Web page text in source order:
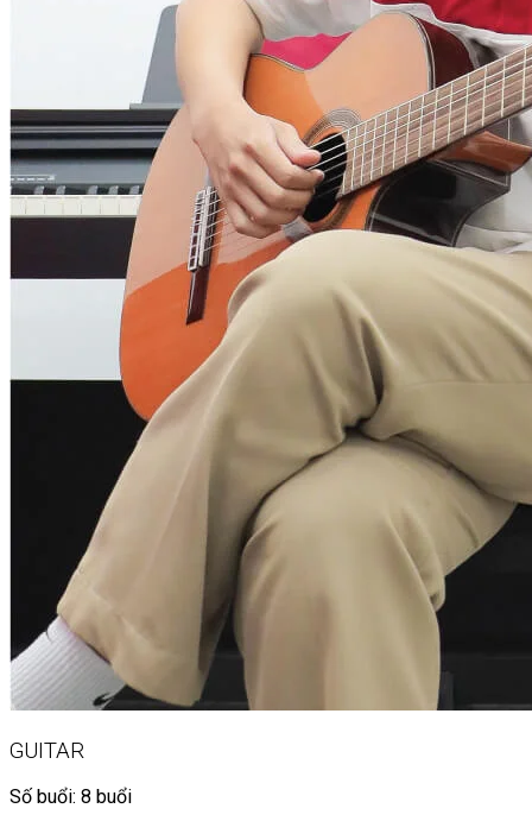
GUITAR
Số buổi: 8 buổi